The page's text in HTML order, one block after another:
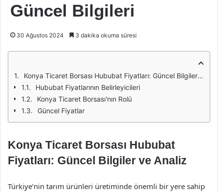
Güncel Bilgileri
30 Ağustos 2024 3 dakika okuma süresi
Konya Ticaret Borsası Hububat Fiyatları: Güncel Bilgiler ve Analiz
Hububat Fiyatlarının Belirleyicileri
Konya Ticaret Borsası'nın Rolü
Güncel Fiyatlar
Konya Ticaret Borsası Hububat
Fiyatları: Güncel Bilgiler ve Analiz
Türkiye’nin tarım ürünleri üretiminde önemli bir yere sahip